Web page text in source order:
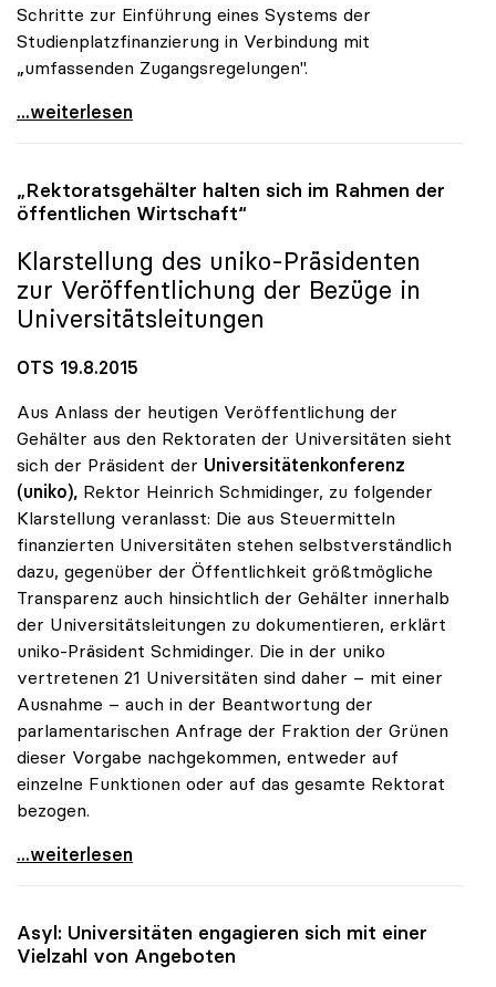
Schritte zur Einführung eines Systems der
Studienplatzfinanzierung in Verbindung mit
„umfassenden Zugangsregelungen".
Uni-Gesetz: Unis bangen um Autonomie
...weiterlesen
„Rektoratsgehälter halten sich im Rahmen der
öffentlichen Wirtschaft“
Klarstellung des uniko-Präsidenten
zur Veröffentlichung der Bezüge in
Universitätsleitungen
OTS 19.8.2015
Aus Anlass der heutigen Veröffentlichung der
Gehälter aus den Rektoraten der Universitäten sieht
sich der Präsident der Universitätenkonferenz
(uniko), Rektor Heinrich Schmidinger, zu folgender
Klarstellung veranlasst: Die aus Steuermitteln
finanzierten Universitäten stehen selbstverständlich
dazu, gegenüber der Öffentlichkeit größtmögliche
Transparenz auch hinsichtlich der Gehälter innerhalb
der Universitätsleitungen zu dokumentieren, erklärt
uniko-Präsident Schmidinger. Die in der uniko
vertretenen 21 Universitäten sind daher – mit einer
Ausnahme – auch in der Beantwortung der
parlamentarischen Anfrage der Fraktion der Grünen
dieser Vorgabe nachgekommen, entweder auf
einzelne Funktionen oder auf das gesamte Rektorat
bezogen.
„Rektoratsgehälter halten sich im Rahmen der
...weiterlesen
Asyl: Universitäten engagieren sich mit einer
Vielzahl von Angeboten